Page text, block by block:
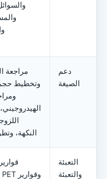
دعم
الصيغة
مراجعة
وتخطيط
النكهة،
التعبئة
والتعبئة